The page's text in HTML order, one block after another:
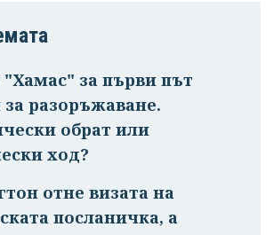
Успешно
профила си!
"Хамас" за първи път
за разоръжаване.
обрат или
ход?
отне визата на
посланичка, а